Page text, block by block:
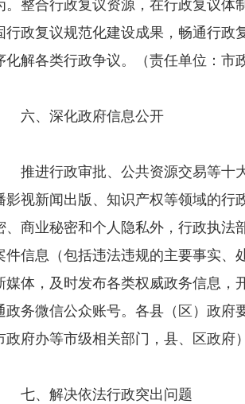
。整合行政复议资源，在行政复议体
行政复议规范化建设成果，畅通行
化解各类行政争议。（责任单位：市
六、深化政府信息公开
推进行政审批、公共资源交易等十大
影视新闻出版、知识产权等领域的行
、商业秘密和个人隐私外，行政执法
件信息（包括违法违规的主要事实、
媒体，及时发布各类权威政务信息，
政务微信公众账号。各县（区）政府
政府办等市级相关部门，县、区政府）
七、解决依法行政突出问题